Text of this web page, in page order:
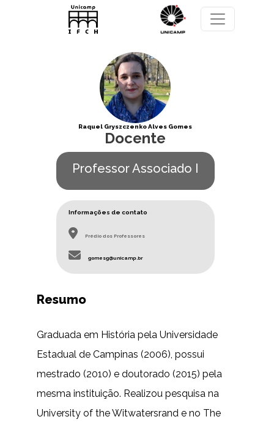
Pular para o conteúdo principal
Raquel Gryszczenko Alves Gomes
Docente
Professor Associado I
Informações de contato
Prédio dos Professores
gomesg@unicamp.br
Resumo
Graduada em História pela Universidade
Estadual de Campinas (2006), possui
mestrado (2010) e doutorado (2015) pela
mesma instituição. Realizou pesquisa na
University of the Witwatersrand e no The